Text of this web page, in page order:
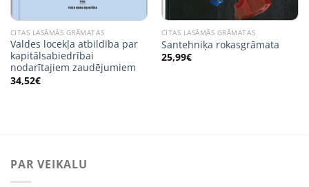
CITAS LASĀMĀS GRĀMATAS
Valdes locekļa atbildība par
kapitālsabiedrībai
nodarītajiem zaudējumiem
34,52€
CITAS LASĀMĀS GRĀMATAS
Santehniķa rokasgrāmata
25,99€
PAR VEIKALU